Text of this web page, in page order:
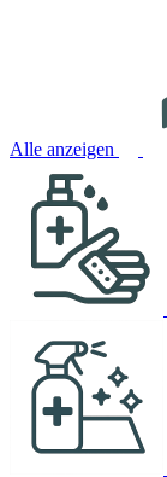
Alle anzeigen